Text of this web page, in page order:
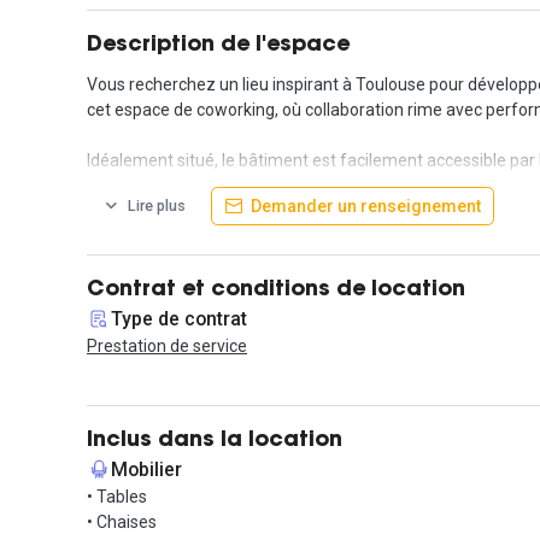
Description de l'espace
Vous recherchez un lieu inspirant à Toulouse pour
cet espace de coworking, où collaboration rime avec
Idéalement situé, le bâtiment est facilement accessible
Ici est proposé un bureau privatif et sécurisé de 12 m²,
complète pour 200€.
Les communs comprennent une cuisine équipée, un salon
Une soirée d’inauguration est prévue le 8 novembre au
Loyer : 440€ HT exonéré de TVA.
Transformez vos idées en projets concrets ! Pour plus de
Lire plus Demander un renseignement
Contrat et conditions de location
Type de contrat
Prestation de service
Inclus dans la location
Mobilier
• Tables
• Chaises